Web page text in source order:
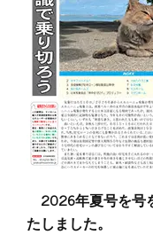
2026年夏号を号
たしました。